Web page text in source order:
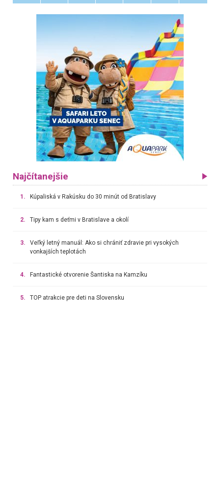
Najčítanejšie
1. Kúpaliská v Rakúsku do 30 minút od Bratislavy
2. Tipy kam s deťmi v Bratislave a okolí
3.
Veľký letný manuál: Ako si chrániť zdravie pri vysokých
vonkajších teplotách
4. Fantastické otvorenie Šantiska na Kamzíku
5. TOP atrakcie pre deti na Slovensku